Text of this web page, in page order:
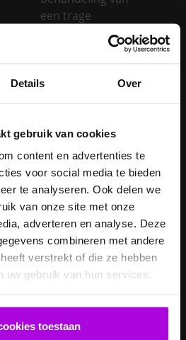
Details Over
gebruik van cookies
content en advertenties te
voor social media te bieden
te analyseren. Ook delen we
van onze site met onze
adverteren en analyse. Deze
combineren met andere
verstrekt of die ze hebben
uw gebruik van hun services.
toestaan
een trage
Is een kerstboom
honden?
diarree
– wat
Je kat naar een
pension brengen
– wat
Je kater laten
castreren
Je konijn laten
steriliseren